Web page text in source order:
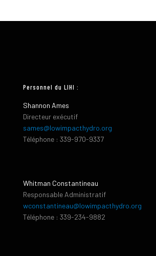
Personnel du LIHI :
Shannon Ames
Directeur exécutif
sames@lowimpacthydro.org
Téléphone : 339-970-9337
Whitman Constantineau
Responsable Administratif
wconstantineau@lowimpacthydro.org
Téléphone : 339-234-9882